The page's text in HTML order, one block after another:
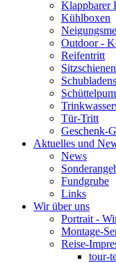
Klappbarer
Kühlboxen
Outdoor -
Reifentritt
Tür-Tritt
Geschenk-
Aktuelles und
News
Fundgrube
Links
Wir über uns
Portrait -
Montage-
Reise-
tour-